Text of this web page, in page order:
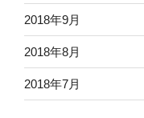
2018年9月
2018年8月
2018年7月